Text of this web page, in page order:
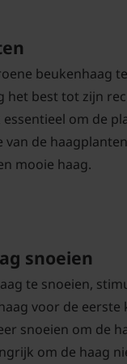
beukenhaag
het best tot zijn
om de
de
mooie haag.
snoeien
te snoeien,
voor de
snoeien om de
om de haag